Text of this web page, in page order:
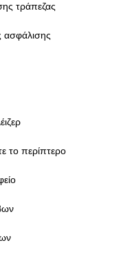
τράπεζας
ασφάλισης
το περίπτερο